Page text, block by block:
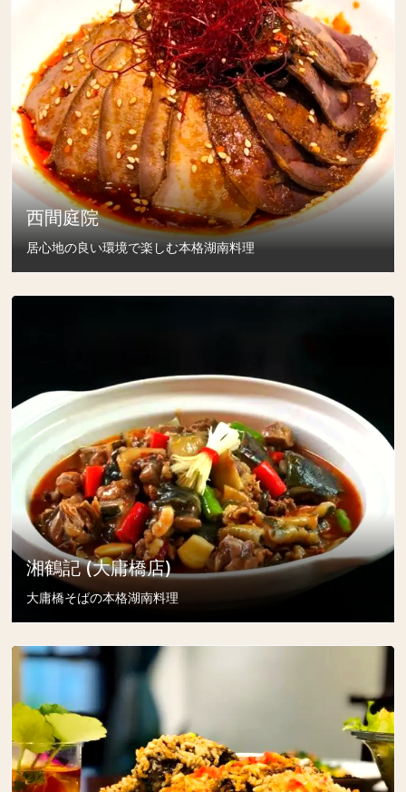
西間庭院
居心地の良い環境で楽しむ本格湖南料理
湘鶴記 (大庸橋店)
大庸橋そばの本格湖南料理